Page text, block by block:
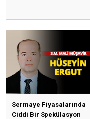
Sermaye Piyasalarında
Ciddi Bir Spekülasyon